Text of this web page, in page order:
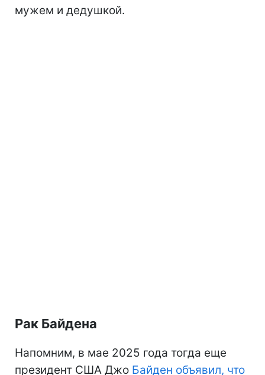
мужем и дедушкой.
Рак Байдена
Напомним, в мае 2025 года тогда еще
президент США Джо Байден объявил, что